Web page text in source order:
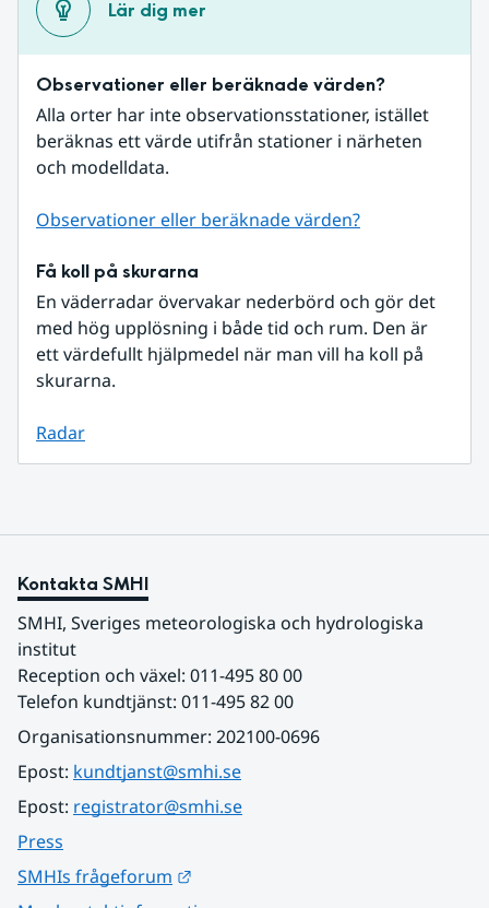
Lär dig mer
Observationer eller beräknade värden?
Alla orter har inte observationsstationer, istället
beräknas ett värde utifrån stationer i närheten
och modelldata.
Observationer eller beräknade värden?
Få koll på skurarna
En väderradar övervakar nederbörd och gör det
med hög upplösning i både tid och rum. Den är
ett värdefullt hjälpmedel när man vill ha koll på
skurarna.
Radar
Kontakta SMHI
SMHI, Sveriges meteorologiska och hydrologiska
institut
Reception och växel: 011-495 80 00
Telefon kundtjänst: 011-495 82 00
Organisationsnummer: 202100-0696
Epost: kundtjanst@smhi.se
Epost: registrator@smhi.se
Press
SMHIs frågeforum